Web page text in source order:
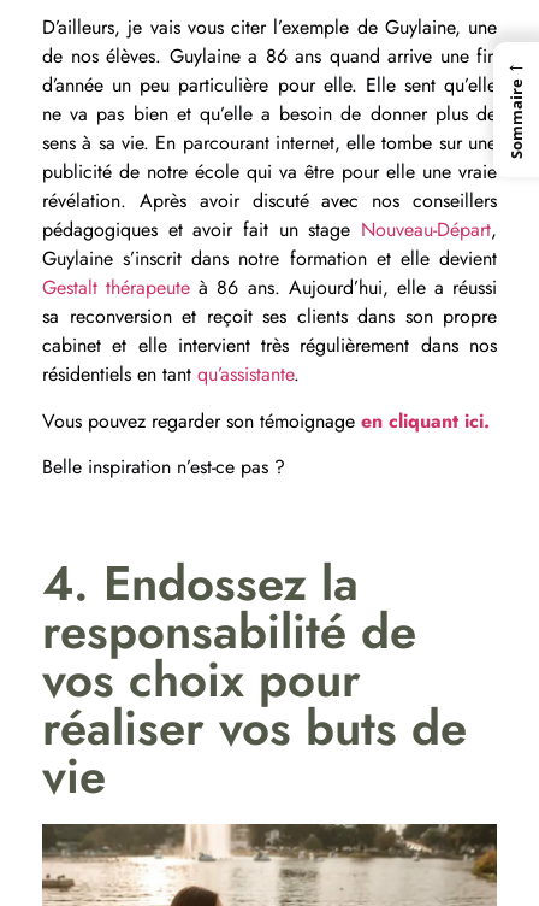
D’ailleurs, je vais vous citer l’exemple de Guylaine, une
de nos élèves. Guylaine a 86 ans quand arrive une fin
d’année un peu particulière pour elle. Elle sent qu’elle
ne va pas bien et qu’elle a besoin de donner plus de
sens à sa vie. En parcourant internet, elle tombe sur une
publicité de notre école qui va être pour elle une vraie
révélation. Après avoir discuté avec nos conseillers
pédagogiques et avoir fait un stage Nouveau-Départ,
Guylaine s’inscrit dans notre formation et elle devient
Gestalt thérapeute à 86 ans. Aujourd’hui, elle a réussi
sa reconversion et reçoit ses clients dans son propre
cabinet et elle intervient très régulièrement dans nos
résidentiels en tant qu’assistante.
Vous pouvez regarder son témoignage en cliquant ici.
Belle inspiration n’est-ce pas ?
4. Endossez la
responsabilité de
vos choix pour
réaliser vos buts de
vie
←
Sommaire